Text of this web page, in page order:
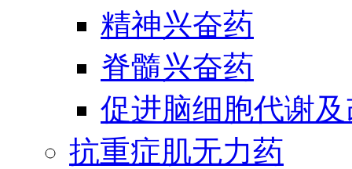
精神兴奋药
脊髓兴奋药
促进脑细胞代谢
抗重症肌无力药